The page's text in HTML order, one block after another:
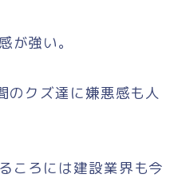
が強い。
のクズ達に嫌悪感も人
ころには建設業界も今